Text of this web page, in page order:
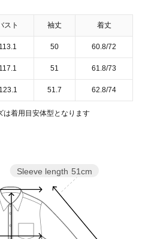
スト 袖丈 着丈
113.1 50 60.8/72
117.1 51 61.8/73
123.1 51.7 62.8/74
着用目安体型となります
Sleeve length 51cm